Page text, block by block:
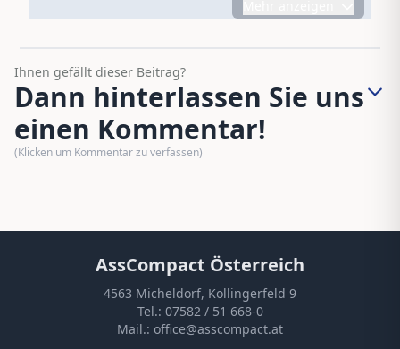
Ihnen gefällt dieser Beitrag?
Dann hinterlassen Sie uns
einen Kommentar!
(Klicken um Kommentar zu verfassen)
AssCompact Österreich
4563 Micheldorf, Kollingerfeld 9
Tel.: 07582 / 51 668-0
Mail.: office@asscompact.at